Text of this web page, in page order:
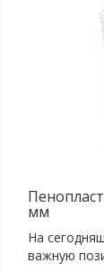
мм
На
важную